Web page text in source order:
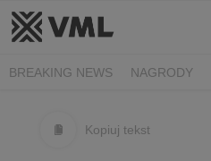
BREAKING NEWS NAGRODY
Kopiuj tekst